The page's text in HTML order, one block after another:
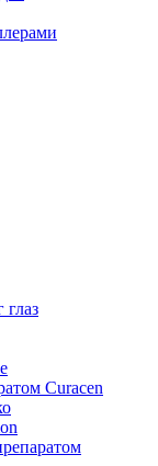
глаз
Curacen